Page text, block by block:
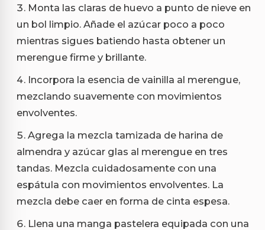
Monta las claras de huevo a punto de nieve en
un bol limpio. Añade el azúcar poco a poco
mientras sigues batiendo hasta obtener un
merengue firme y brillante.
Incorpora la esencia de vainilla al merengue,
mezclando suavemente con movimientos
envolventes.
Agrega la mezcla tamizada de harina de
almendra y azúcar glas al merengue en tres
tandas. Mezcla cuidadosamente con una
espátula con movimientos envolventes. La
mezcla debe caer en forma de cinta espesa.
Llena una manga pastelera equipada con una